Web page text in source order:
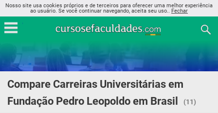
Nosso site usa cookies próprios e de terceiros para oferecer uma melhor experiência
ao usuário. Se você continuar navegando, aceita seu uso.. Fechar
Compare Carreiras Universitárias em
Fundação Pedro Leopoldo em Brasil
(11)